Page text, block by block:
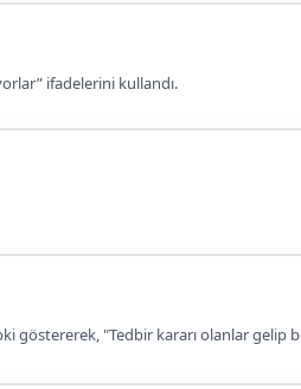
ifadelerini kullandı.
göstererek, "Tedbir kararı olanlar gelip